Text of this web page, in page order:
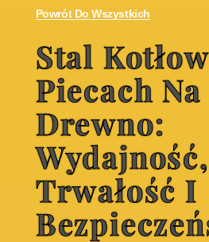
Powrót Do Wszystkich
Stal
Piecach Na
Drewno:
Wydajność,
Trwałość I